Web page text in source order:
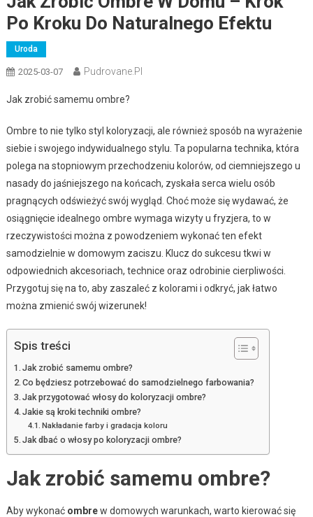
Po Kroku Do Naturalnego Efektu
Uroda
2025-03-07 Pudrovane.pl
Jak zrobić samemu ombre?
Ombre to nie tylko styl koloryzacji, ale również sposób na wyrażenie
siebie i swojego indywidualnego stylu. Ta popularna technika, która
polega na stopniowym przechodzeniu kolorów, od ciemniejszego u
nasady do jaśniejszego na końcach, zyskała serca wielu osób
pragnących odświeżyć swój wygląd. Choć może się wydawać, że
osiągnięcie idealnego ombre wymaga wizyty u fryzjera, to w
rzeczywistości można z powodzeniem wykonać ten efekt
samodzielnie w domowym zaciszu. Klucz do sukcesu tkwi w
odpowiednich akcesoriach, technice oraz odrobinie cierpliwości.
Przygotuj się na to, aby zaszaleć z kolorami i odkryć, jak łatwo
można zmienić swój wizerunek!
Spis treści
Jak zrobić samemu ombre?
Co będziesz potrzebować do samodzielnego farbowania?
Jak przygotować włosy do koloryzacji ombre?
Jakie są kroki techniki ombre?
Nakładanie farby i gradacja koloru
Jak dbać o włosy po koloryzacji ombre?
Jak zrobić samemu ombre?
Aby wykonać ombrew domowych warunkach, warto kierować się